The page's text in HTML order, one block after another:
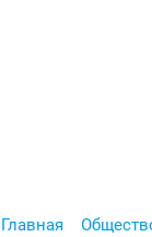
Главная